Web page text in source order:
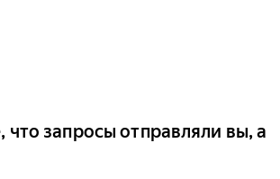
что запросы отправляли вы, а